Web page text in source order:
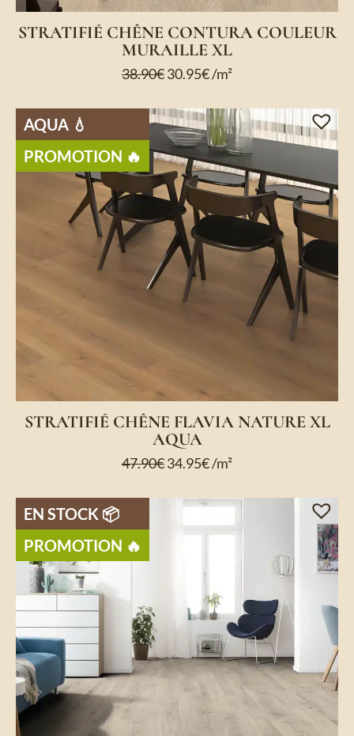
STRATIFIÉ CHÊNE CONTURA COULEUR
MURAILLE XL
38.90€30.95€/m²
AQUA 💧
PROMOTION 🔥
STRATIFIÉ CHÊNE FLAVIA NATURE XL
AQUA
47.90€34.95€/m²
EN STOCK 📦
PROMOTION 🔥